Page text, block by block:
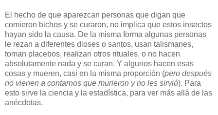
El hecho de que aparezcan personas que digan que
comieron bichos y se curaron, no implica que estos insectos
hayan sido la causa. De la misma forma algunas personas
le rezan a diferentes dioses o santos, usan talismanes,
toman placebos, realizan otros rituales, o no hacen
absolutamente nada y se curan. Y algunos hacen esas
cosas y mueren, casi en la misma proporción (pero después
no vienen a contarnos que murieron y no les sirvió). Para
esto sirve la ciencia y la estadística, para ver más allá de las
anécdotas.